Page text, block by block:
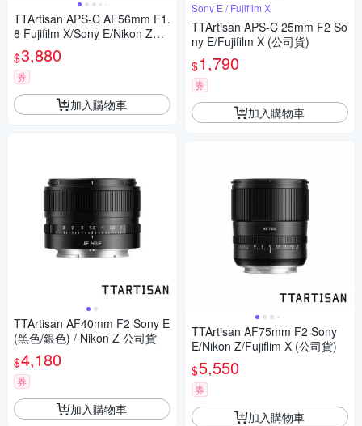
TTArtisan APS-C AF56mm F1.
8 Fujifilm X/Sony E/Nikon Z
(公司貨)
$3,880
券
加入購物車
TTArtisan AF40mm F2 Sony E
(黑色/銀色) / Nikon Z 公司貨
$4,180
券
加入購物車
Sony E / Fujiflim X
TTArtisan APS-C 25mm F2 So
ny E/Fujifilm X (公司貨)
$1,790
券
加入購物車
TTArtisan AF75mm F2 Sony
E/Nikon Z/Fujiflim X (公司貨)
$5,550
券
加入購物車